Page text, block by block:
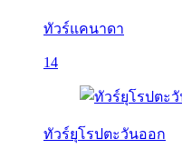
ทัวร์แคนาดา
14
ทัวร์ยุโรปตะวันออก